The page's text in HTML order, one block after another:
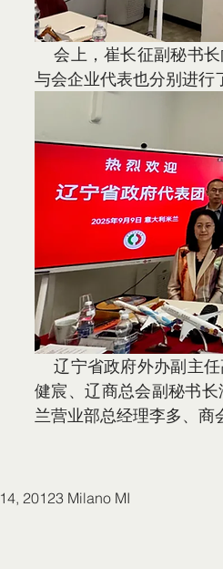
    会上，崔长征副秘书长向意大利中国商会授予辽商总会驻意大利商务代表处证书。
与会企业代表也分别进行
    辽宁省政府外办副主任高飞、辽宁省政府外办处长王晓欢、辽宁省商务厅副处长高
健宸、辽商总会副秘书
兰营业部总经理李多、商
14, 20123 Milano MI